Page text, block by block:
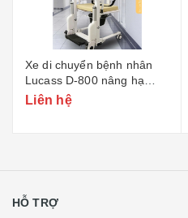
Xe di chuyển bệnh nhân
Lucass D-800 nâng hạ
điện
Liên hệ
HỖ TRỢ